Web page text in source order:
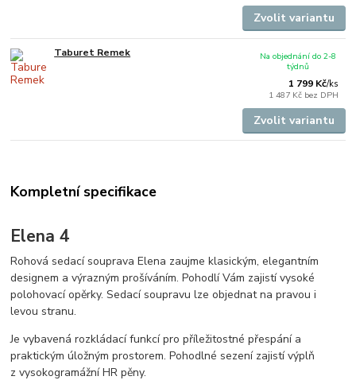
Zvolit variantu
Taburet Remek
1 799 Kč/ks
1 487 Kč bez DPH
Na objednání do 2-8
týdnů
Zvolit variantu
Kompletní specifikace
Elena 4
Rohová sedací souprava Elena zaujme klasickým, elegantním
designem a výrazným prošíváním. Pohodlí Vám zajistí vysoké
polohovací opěrky. Sedací soupravu lze objednat na pravou i
levou stranu.
Je vybavená rozkládací funkcí pro příležitostné přespání a
praktickým úložným prostorem. Pohodlné sezení zajistí výplň
z vysokogramážní HR pěny.